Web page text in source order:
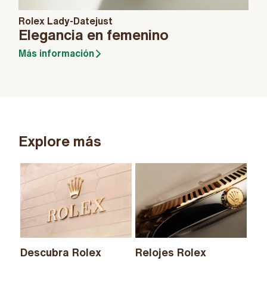
Rolex Lady-Datejust
Elegancia en femenino
Más información
Explore más
Descubra Rolex Relojes Rolex